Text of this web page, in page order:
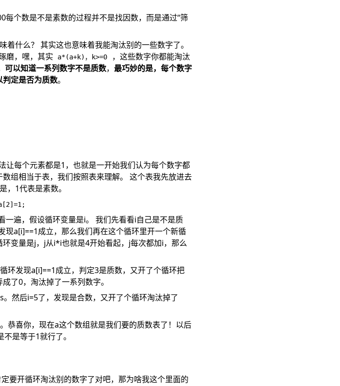
个数是不是素数的过程并不是找因数，而是通过“筛
什么？ 其实这也意味着我能淘汰别的一些数字了。
磨，嘿，其实 a*(a+k)，k>=0
，这些数字你都能淘汰
可以知道一系列数字不是质数，最巧妙的是，每个数字
定是否为质数。
让每个元素都是1，也就是一开始我们认为每个数字都
组相当于表，我们按照表来理解。 这个表我先放进去
，1代表是素数。
遍，假设循环变量是i。 我们先看看i自己是不是质
现a[i]==1成立，那么我们再在这个循环里开一个新循
变量是j，j从i*i也就是4开始看起，j每次都加i，那么
环发现a[i]==1成立，判定3是质数，又开了个循环把
了0，淘汰掉了一系列数字。
然后i=5了，发现是合数，又开了个循环淘汰掉了
恭喜你，现在a这个数组就是我们要的质数表了！以后
是等于1就行了。
要开循环淘汰别的数字了对吧，那为啥我这个里面的